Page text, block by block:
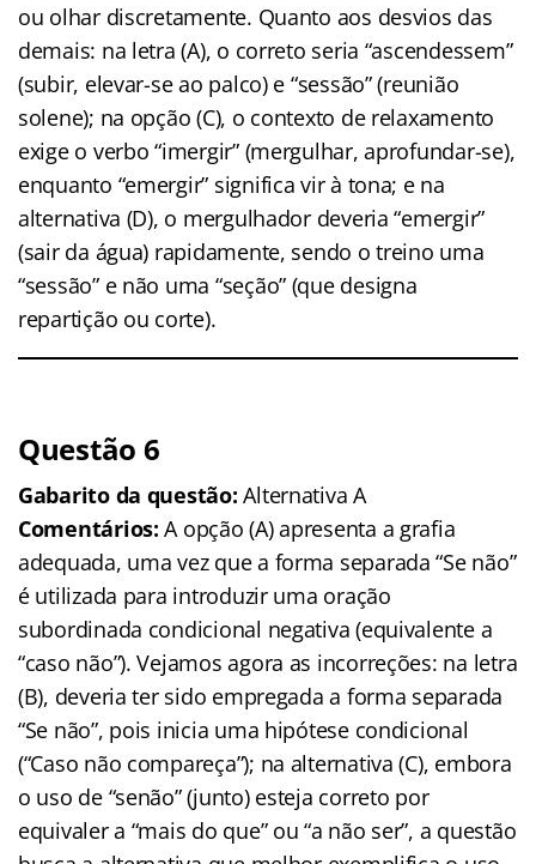
ou olhar discretamente. Quanto aos desvios das
demais: na letra (A), o correto seria “ascendessem”
(subir, elevar-se ao palco) e “sessão” (reunião
solene); na opção (C), o contexto de relaxamento
exige o verbo “imergir” (mergulhar, aprofundar-se),
enquanto “emergir” significa vir à tona; e na
alternativa (D), o mergulhador deveria “emergir”
(sair da água) rapidamente, sendo o treino uma
“sessão” e não uma “seção” (que designa
repartição ou corte).
Questão 6
Gabarito da questão: Alternativa A
Comentários: A opção (A) apresenta a grafia
adequada, uma vez que a forma separada “Se não”
é utilizada para introduzir uma oração
subordinada condicional negativa (equivalente a
“caso não”). Vejamos agora as incorreções: na letra
(B), deveria ter sido empregada a forma separada
“Se não”, pois inicia uma hipótese condicional
(“Caso não compareça”); na alternativa (C), embora
o uso de “senão” (junto) esteja correto por
equivaler a “mais do que” ou “a não ser”, a questão